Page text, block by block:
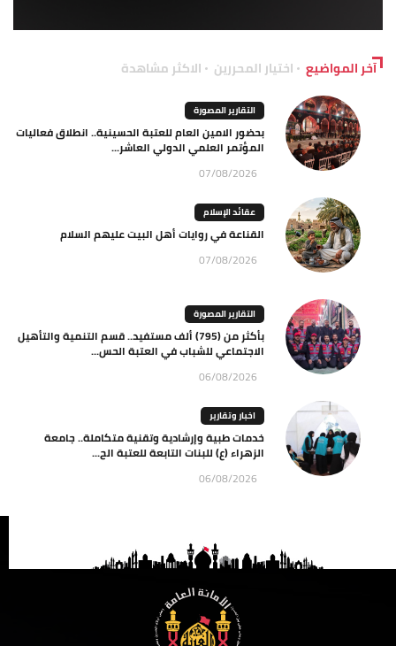
آخر المواضيع اختيار المحررين الاكثر مشاهدة
التقارير المصورة
بحضور الامين العام للعتبة الحسينية.. انطلاق فعاليات
المؤتمر العلمي الدولي العاشر...
07/08/2026
عقائد الإسلام
القناعة في روايات أهل البيت عليهم السلام
07/08/2026
التقارير المصورة
بأكثر من (795) ألف مستفيد.. قسم التنمية والتأهيل
الاجتماعي للشباب في العتبة الحس...
06/08/2026
اخبار وتقارير
خدمات طبية وإرشادية وتقنية متكاملة.. جامعة
الزهراء (ع) للبنات التابعة للعتبة الح...
06/08/2026